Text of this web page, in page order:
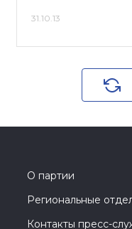
31.10.13
О партии
Региональные
Контакты пресс-